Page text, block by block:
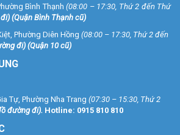
Bình Thạnh (08:00 – 17:30, Thứ 2 đến Thứ
) (Quận Bình Thạnh cũ)
Phường Diên Hồng (08:00 – 17:30, Thứ 2 đến
đi) (Quận 10 cũ)
Tự, Phường Nha Trang (07:30 – 15:30, Thứ 2
đường đi). Hotline: 0915 810 810